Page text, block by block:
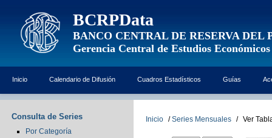
BCRPData
BANCO CENTRAL DE RESERVA DEL
Gerencia Central de Estudios Económicos
Inicio Calendario de Difusión Cuadros Estadísticos Guías
Consulta de Series
Por Categoría
Inicio / Series Mensuales / Ver